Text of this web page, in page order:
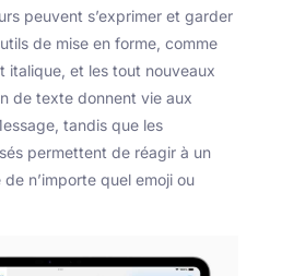
peuvent s’exprimer et garder
de mise en forme, comme
italique, et les tout nouveaux
de texte donnent vie aux
tandis que les
permettent de réagir à un
de n’importe quel emoji ou